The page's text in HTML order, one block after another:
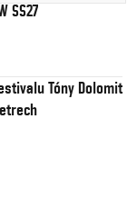
SS27
Tóny Dolomit